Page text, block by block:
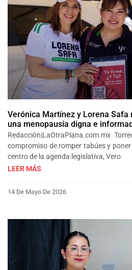
Verónica Martínez y Lorena
una menopausia digna e
Redacción|LaOtraPlana.com.mx
compromiso de romper tabúes y poner
centro de la agenda legislativa, Vero
LEER MÁS
14 De Mayo De 2026